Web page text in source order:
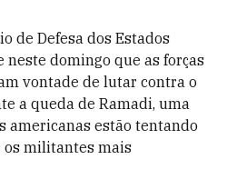
de Defesa dos Estados
neste domingo que as forças
vontade de lutar contra o
a queda de Ramadi, uma
americanas estão tentando
os militantes mais